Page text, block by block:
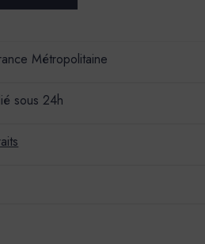
Métropolitaine
sous 24h